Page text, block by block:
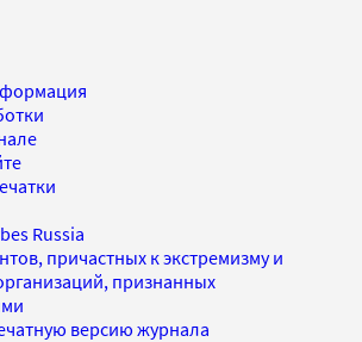
Russia
причастных к экстремизму и
признанных
версию журнала